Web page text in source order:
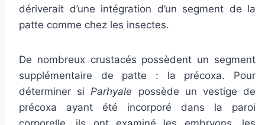
dériverait d’une intégration d’un segment de la
patte comme chez les insectes.
De nombreux crustacés possèdent un segment
supplémentaire de patte : la précoxa. Pour
déterminer si Parhyale possède un vestige de
précoxa ayant été incorporé dans la paroi